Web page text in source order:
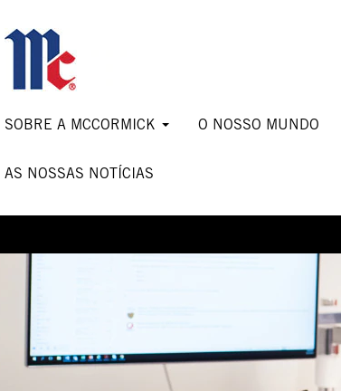
SOBRE A MCCORMICK O NOSSO MUNDO
AS NOSSAS NOTÍCIAS